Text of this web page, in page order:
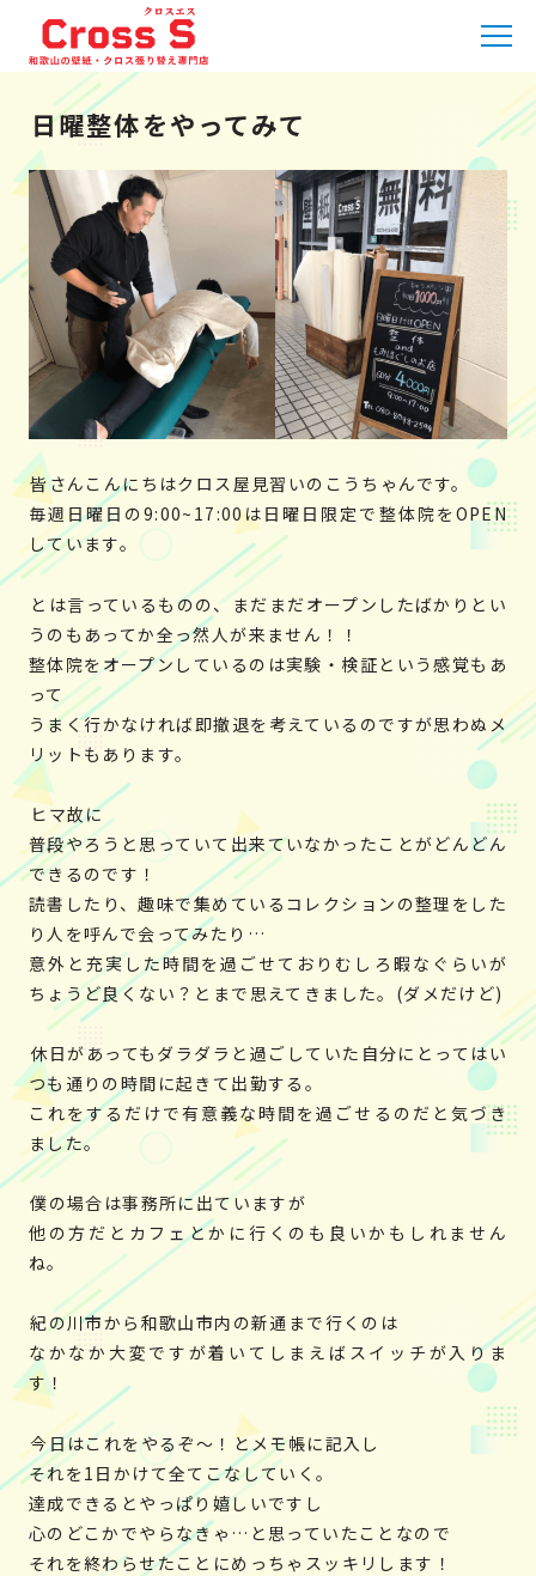
HOME»職人日記»日曜整体をやってみて
日曜整体をやってみて
皆さんこんにちはクロス屋見習いのこうちゃんです。
毎週日曜日の9:00~17:00は日曜日限定で整体院をOPEN
しています。
とは言っているものの、まだまだオープンしたばかりとい
うのもあってか全っ然人が来ません！！
整体院をオープンしているのは実験・検証という感覚もあ
って
うまく行かなければ即撤退を考えているのですが思わぬメ
リットもあります。
ヒマ故に
普段やろうと思っていて出来ていなかったことがどんどん
できるのです！
読書したり、趣味で集めているコレクションの整理をした
り人を呼んで会ってみたり…
意外と充実した時間を過ごせておりむしろ暇なぐらいが
ちょうど良くない？とまで思えてきました。(ダメだけど)
休日があってもダラダラと過ごしていた自分にとってはい
つも通りの時間に起きて出勤する。
これをするだけで有意義な時間を過ごせるのだと気づき
ました。
僕の場合は事務所に出ていますが
他の方だとカフェとかに行くのも良いかもしれません
ね。
紀の川市から和歌山市内の新通まで行くのは
なかなか大変ですが着いてしまえばスイッチが入りま
す！
今日はこれをやるぞ～！とメモ帳に記入し
それを1日かけて全てこなしていく。
達成できるとやっぱり嬉しいですし
心のどこかでやらなきゃ…と思っていたことなので
それを終わらせたことにめっちゃスッキリします！